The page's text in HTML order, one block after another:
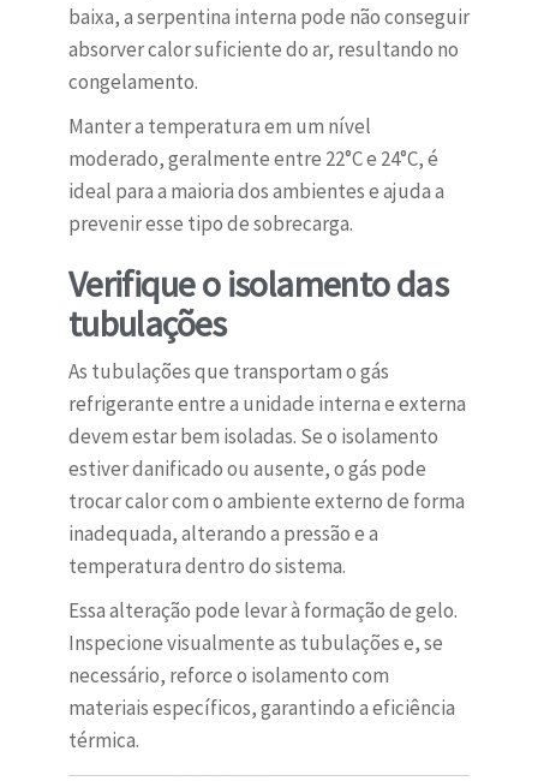
baixa, a serpentina interna pode não conseguir
absorver calor suficiente do ar, resultando no
congelamento.
Manter a temperatura em um nível
moderado, geralmente entre 22°C e 24°C, é
ideal para a maioria dos ambientes e ajuda a
prevenir esse tipo de sobrecarga.
Verifique o isolamento das
tubulações
As tubulações que transportam o gás
refrigerante entre a unidade interna e externa
devem estar bem isoladas. Se o isolamento
estiver danificado ou ausente, o gás pode
trocar calor com o ambiente externo de forma
inadequada, alterando a pressão e a
temperatura dentro do sistema.
Essa alteração pode levar à formação de gelo.
Inspecione visualmente as tubulações e, se
necessário, reforce o isolamento com
materiais específicos, garantindo a eficiência
térmica.